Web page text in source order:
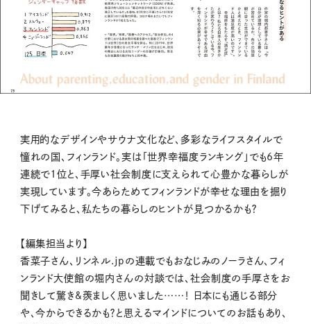
実用的なデザインやサウナ文化など、多彩なライフスタイルで
憧れの国、フィンランド。実は「世界幸福度ランキング」でも6年
連続で1位と、手厚い社会制度に支えられて心豊かな暮らしが
実現しています。今あらためてフィンランドが幸せな理由を掘り
下げてみると、私たちの暮らしのヒントが見つかるかも？
【編集担当より】
香菜子さん、リンネル.jpの連載でもおなじみのノーラさん、フィ
ンランド大使館の堀内さんの対談では、社会制度の手厚さをお
聞きして驚き&羨ましく思いました……！ 日本にも通じる部分
や、今からできるかも？と思えるマインドについてのお話もあり、